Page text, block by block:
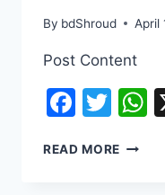
By bdShroud April
Post Content
READ MORE সাবেক